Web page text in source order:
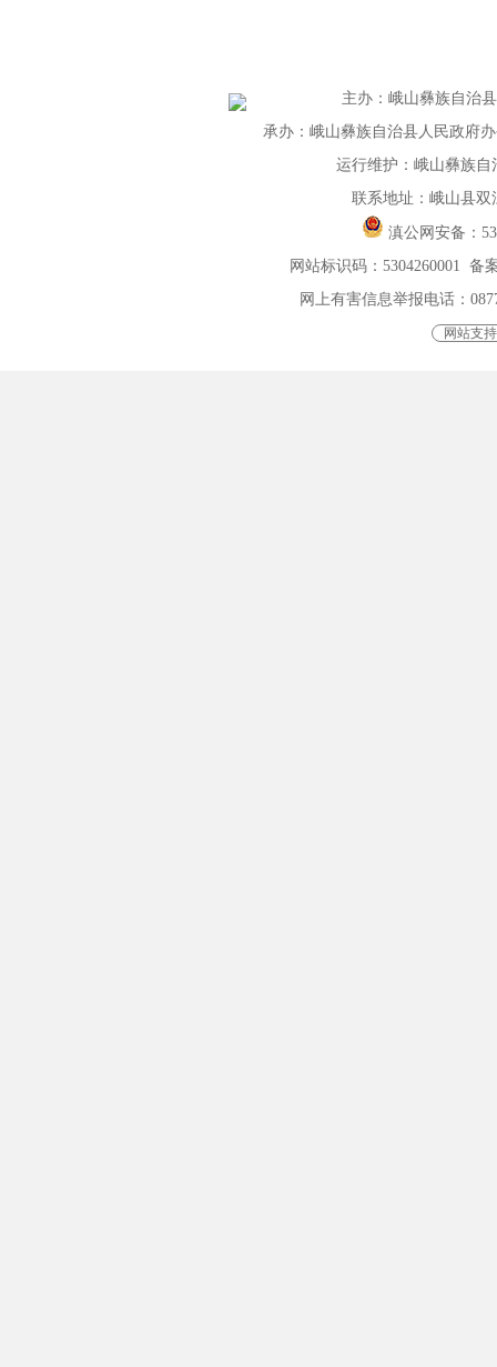
主办： 峨山彝族自治
承办：峨山彝族自治县人民政府
运行维护：峨山彝族自
联系地址：峨山县双
滇公网安备：
网站标识码：5304260001 备
网上有害信息举报电话：
网站支